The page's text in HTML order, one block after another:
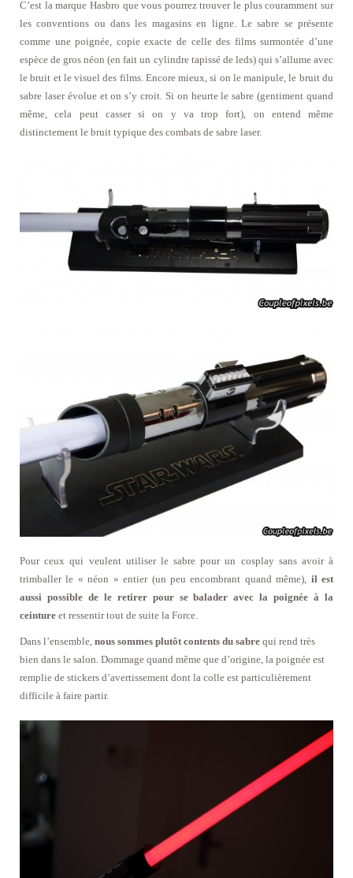
C’est la marque Hasbro que vous pourrez trouver le plus couramment sur
les conventions ou dans les magasins en ligne. Le sabre se présente
comme une poignée, copie exacte de celle des films surmontée d’une
espèce de gros néon (en fait un cylindre tapissé de leds) qui s’allume avec
le bruit et le visuel des films. Encore mieux, si on le manipule, le bruit du
sabre laser évolue et on s’y croit. Si on heurte le sabre (gentiment quand
même, cela peut casser si on y va trop fort), on entend même
distinctement le bruit typique des combats de sabre laser.
Pour ceux qui veulent utiliser le sabre pour un cosplay sans avoir à
trimballer le « néon » entier (un peu encombrant quand même), il est
aussi possible de le retirer pour se balader avec la poignée à la
ceinture et ressentir tout de suite la Force.
Dans l’ensemble, nous sommes plutôt contents du sabre qui rend très
bien dans le salon. Dommage quand même que d’origine, la poignée est
remplie de stickers d’avertissement dont la colle est particulièrement
difficile à faire partir.